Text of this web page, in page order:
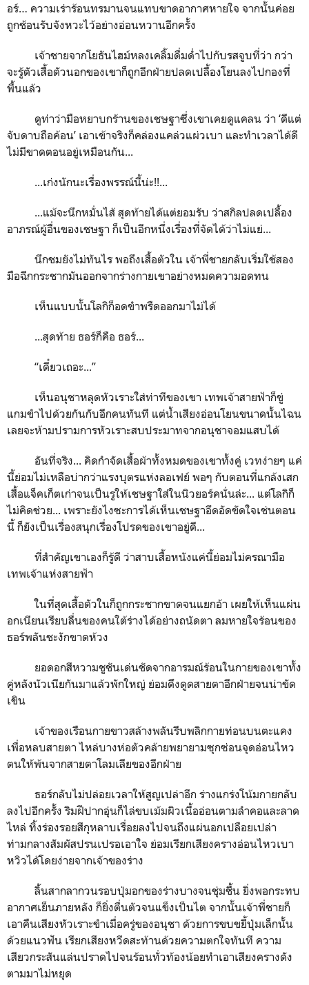
อร์… ความเร่าร้อนทรมานจนแทบขาดอากาศหายใจ จากนั้นค่อย
ถูกช้อนรับจังหวะไว้อย่างอ่อนหวานอีกครั้ง
เจ้าชายจากโยธันไฮม์หลงเคลิ้มดื่มด่ำไปกับรสจูบที่ว่า กว่า
จะรู้ตัวเสื้อตัวนอกของเขาก็ถูกอีกฝ่ายปลดเปลื้องโยนลงไปกองที่
พื้นแล้ว
ดูท่าว่ามือหยาบกร้านของเชษฐาซึ่งเขาเคยดูแคลน ว่า ‘ดีแต่
จับดาบถือค้อน’ เอาเข้าจริงก็คล่องแคล่วแผ่วเบา และทำเวลาได้ดี
ไม่มีขาดตอนอยู่เหมือนกัน...
...เก่งนักนะเรื่องพรรณ์นี้น่ะ!!...
...แม้จะนึกหมั่นไส้ สุดท้ายได้แต่ยอมรับ ว่าสกิลปลดเปลื้อง
อาภรณ์ผู้อื่นของเชษฐา ก็เป็นอีกหนึ่งเรื่องที่จัดได้ว่าไม่แย่...
นึกชมยังไม่ทันไร พอถึงเสื้อตัวใน เจ้าพี่ชายกลับเริ่มใช้สอง
มือฉีกกระชากมันออกจากร่างกายเขาอย่างหมดความอดทน
เห็นแบบนั้นโลกิก็อดขำพรืดออกมาไม่ได้
...สุดท้าย ธอร์ก็คือ ธอร์...
“เดี๋ยวเถอะ...”
เห็นอนุชาหลุดหัวเราะใส่ท่าทีของเขา เทพเจ้าสายฟ้าก็ขู่
แกมขำไปด้วยกันกับอีกคนทันที แต่น้ำเสียงอ่อนโยนขนาดนั้นไฉน
เลยจะห้ามปรามการหัวเราะสบประมาทจากอนุชาจอมแสบได้
อันที่จริง... คิดกำจัดเสื้อผ้าทั้งหมดของเขาทั้งคู่ เวทง่ายๆ แค่
นี้ย่อมไม่เหลือบ่ากว่าแรงบุตรแห่งลอเฟย์ พอๆ กับตอนที่แกล้งเสก
เสื้อแจ็คเก็ตเก่าจนเป็นรูให้เชษฐาใส่ในนิวยอร์คนั่นล่ะ... แต่โลกิก็
ไม่คิดช่วย... เพราะยังไงซะการได้เห็นเชษฐาอึดอัดขัดใจเช่นตอน
นี้ ก็ยังเป็นเรื่องสนุกเรื่องโปรดของเขาอยู่ดี...
ที่สำคัญเขาเองก็รู้ดี ว่าสาบเสื้อหนังแค่นี้ย่อมไม่ครณามือ
เทพเจ้าแห่งสายฟ้า
ในที่สุดเสื้อตัวในก็ถูกกระชากขาดจนแยกอ้า เผยให้เห็นแผ่น
อกเนียนเรียบลื่นของคนใต้ร่างได้อย่างถนัดตา ลมหายใจร้อนของ
ธอร์พลันชะงักขาดห้วง
ยอดอกสีหวามชูชันเด่นชัดจากอารมณ์ร้อนในกายของเขาทั้ง
คู่หลังนัวเนียกันมาแล้วพักใหญ่ ย่อมดึงดูดสายตาอีกฝ่ายจนน่าขัด
เขิน
เจ้าของเรือนกายขาวสล้างพลันรีบพลิกกายท่อนบนตะแคง
เพื่อหลบสายตา ไหล่บางห่อตัวคล้ายพยายามซุกซ่อนจุดอ่อนไหว
ตนให้พ้นจากสายตาโลมเลียของอีกฝ่าย
ธอร์กลับไม่ปล่อยเวลาให้สูญเปล่าอีก ร่างแกร่งโน้มกายกลับ
ลงไปอีกครั้ง ริมฝีปากอุ่นก็ไล่ขบเม้มผิวเนื้ออ่อนตามลำคอและลาด
ไหล่ ทิ้งร่องรอยสีกุหลาบเรื่อยลงไปจนถึงแผ่นอกเปลือยเปล่า
ท่ามกลางสัมผัสปรนเปรอเอาใจ ย่อมเรียกเสียงครางอ่อนไหวเบา
หวิวได้โดยง่ายจากเจ้าของร่าง
ลิ้นสากลากวนรอบปุ่มอกของร่างบางจนชุ่มชื้น ยิ่งพอกระทบ
อากาศเย็นภายหลัง ก็ยิ่งตื่นตัวจนแข็งเป็นไต จากนั้นเจ้าพี่ชายก็
เอาคืนเสียงหัวเราะขำเมื่อครู่ของอนุชา ด้วยการขบขยี้ปุ่มเล็กนั้น
ด้วยแนวฟัน เรียกเสียงหวีดสะท้านด้วยความตกใจทันที ความ
เสียวกระสันแล่นปราดไปจนร้อนทั่วท้องน้อยทำเอาเสียงครางดัง
ตามมาไม่หยุด